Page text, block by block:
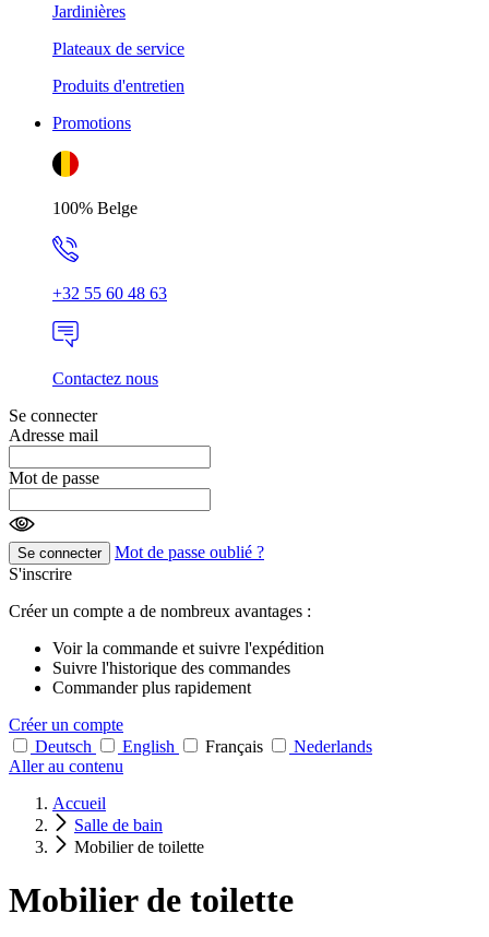
Jardinières
Plateaux de service
Produits d'entretien
Promotions
100% Belge
+32 55 60 48 63
Contactez nous
Se connecter
Adresse mail
Mot de passe
Se connecter
Mot de passe oublié ?
S'inscrire
Créer un compte a de nombreux avantages :
Voir la commande et suivre l'expédition
Suivre l'historique des commandes
Commander plus rapidement
Créer un compte
Deutsch
English Français
Nederlands
Aller au contenu
Accueil
Salle de bain
Mobilier de toilette
Mobilier de toilette